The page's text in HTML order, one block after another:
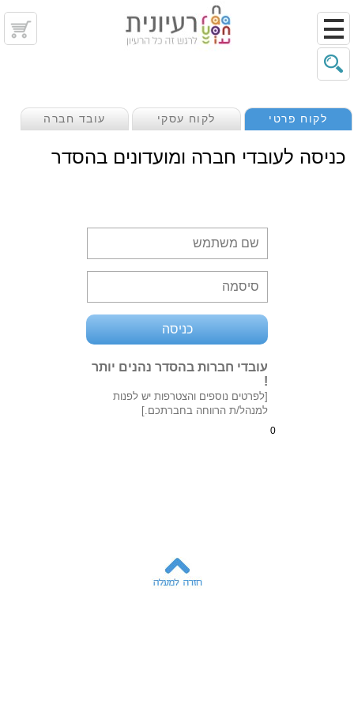
לקוח פרטי לקוח עסקי עובד חברה
כניסה לעובדי חברה ומועדונים בהסדר
עובדי חברות בהסדר נהנים יותר
!
[לפרטים נוספים והצטרפות יש לפנות
למנהל/ת הרווחה בחברתכם.]
0